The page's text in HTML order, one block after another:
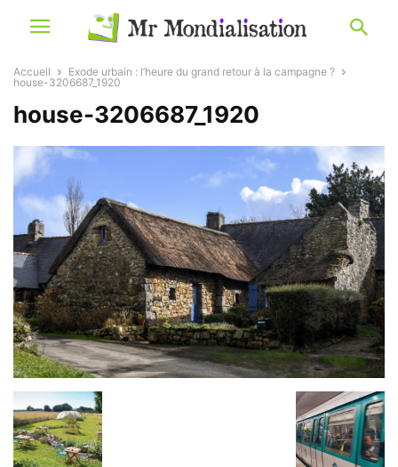
Accueil
Exode urbain : l’heure du grand retour à la campagne ?
house-3206687_1920
house-3206687_1920